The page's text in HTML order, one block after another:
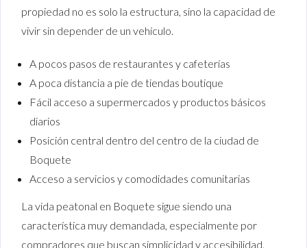
propiedad no es solo la estructura, sino la capacidad de
vivir sin depender de un vehículo.
A pocos pasos de restaurantes y cafeterías
A poca distancia a pie de tiendas boutique
Fácil acceso a supermercados y productos básicos
diarios
Posición central dentro del centro de la ciudad de
Boquete
Acceso a servicios y comodidades comunitarias
La vida peatonal en Boquete sigue siendo una
característica muy demandada, especialmente por
compradores que buscan simplicidad y accesibilidad.